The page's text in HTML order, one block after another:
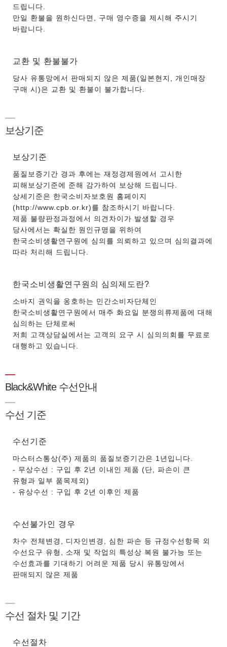
드립니다.
만일 환불을 원하신다면, 구매 영수증을 제시해 주시기
바랍니다.
교환 및 환불불가
당사 유통망에서 판매되지 않은 제품(일본현지, 개인매장
구매 시)은 교환 및 환불이 불가합니다.
보상기준
보상기준
품질보증기간 경과 후에는 재정경제원에서 고시한
피해보상기준에 준해 감가하여 보상해 드립니다.
상세기준은 한국소비자보호원 홈페이지
(http://www.cpb.or.kr)를 참조하시기 바랍니다.
제품 불량판정과정에서 의견차이가 발생할 경우
당사에서는 확실한 원인규명을 위하여
한국소비생활연구원에 심의를 의뢰하고 있으며 심의결과에
따라 처리해 드립니다.
한국소비생활연구원의 심의제도란?
소바지 권익을 옹호하는 민간소비자단체인
한국소비생활연구원에서 매주 화요일 분쟁의류제품에 대해
심의하는 단체로써
저희 고객상담실에서는 고객의 요구 시 심의의회를 무료로
대행하고 있습니다.
Black&White 수선안내
수선 기준
수선기준
마스터스통상(주) 제품의 품질보증기간은 1년입니다.
- 무상수선 : 구입 후 2년 이내인 제품 (단, 파손이 큰
유형과 일부 품목제외)
- 유상수선 : 구입 후 2년 이후인 제품
수선불가인 경우
차수 전체변경, 디자인변경, 심한 파손 등 규정수선항목 외
수선요구 유형, 소재 및 작업의 특성상 복원 불가능 또는
수선효과를 기대하기 어려운 제품 당시 유통망에서
판매되지 않은 제품
수선 절차 및 기간
수선절차